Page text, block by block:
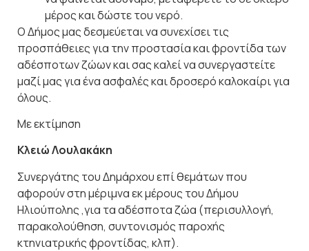
μέρος και δώστε του νερό.
Ο Δήμος μας δεσμεύεται να συνεχίσει τις
προσπάθειες για την προστασία και φροντίδα των
αδέσποτων ζώων και σας καλεί να συνεργαστείτε
μαζί μας για ένα ασφαλές και δροσερό καλοκαίρι για
όλους.
Με εκτίμηση
Κλειώ Λουλακάκη
Συνεργάτης του Δημάρχου επί θεμάτων που
αφορούν στη μέριμνα εκ μέρους του Δήμου
Ηλιούπολης ,για τα αδέσποτα ζώα (περισυλλογή,
παρακολούθηση, συντονισμός παροχής
κτηνιατρικής φροντίδας, κλπ).